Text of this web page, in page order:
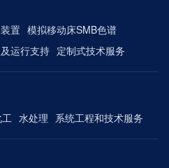
置 模拟移动床SMB色谱
运行支持 定制式技术服务
水处理 系统工程和技术服务